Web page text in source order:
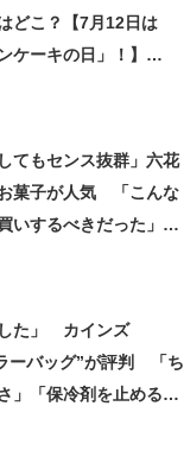
どこ？【7月12日は
ケーキの日」！】
てもセンス抜群」六花
菓子が人気 「こんな
いするべきだった」
した」 カインズ
ーバッグ”が評判 「ち
」「保冷剤を止めるベ